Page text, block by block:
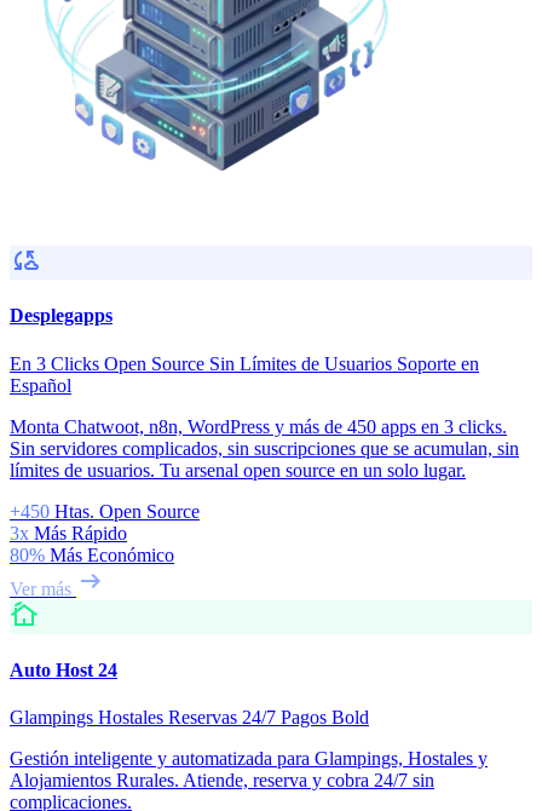
cloud_sync
Desplegapps
En 3 Clicks Open Source Sin Límites de Usuarios Soporte en
Español
Monta Chatwoot, n8n, WordPress y más de 450 apps en 3 clicks.
Sin servidores complicados, sin suscripciones que se acumulan, sin
límites de usuarios. Tu arsenal open source en un solo lugar.
+450 Htas. Open Source
3x Más Rápido
80% Más Económico
Ver más arrow_right_alt
cottage
Auto Host 24
Glampings Hostales Reservas 24/7 Pagos Bold
Gestión inteligente y automatizada para Glampings, Hostales y
Alojamientos Rurales. Atiende, reserva y cobra 24/7 sin
complicaciones.